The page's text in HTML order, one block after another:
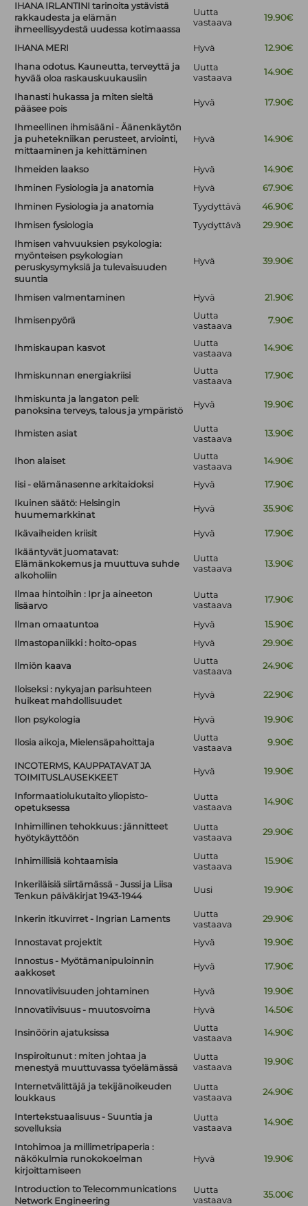
IHANA IRLANTINI tarinoita ystävistä
rakkaudesta ja elämän
ihmeellisyydestä uudessa kotimaassa
Uutta
vastaava
19.90€
IHANA MERI Hyvä
12.90€
Ihana odotus. Kauneutta, terveyttä ja
hyvää oloa raskauskuukausiin
Uutta
vastaava
14.90€
Ihanasti hukassa ja miten sieltä
pääsee pois
Hyvä 17.90€
Ihmeellinen ihmisääni - Äänenkäytön
ja puhetekniikan perusteet, arviointi,
mittaaminen ja kehittäminen
Hyvä 14.90€
Ihmeiden laakso Hyvä
14.90€
Ihminen Fysiologia ja anatomia
Hyvä
67.90€
Ihminen Fysiologia ja anatomia
Tyydyttävä
46.90€
Ihmisen fysiologia
Tyydyttävä
29.90€
Ihmisen vahvuuksien psykologia:
myönteisen psykologian
peruskysymyksiä ja tulevaisuuden
suuntia
Hyvä 39.90€
Ihmisen valmentaminen Hyvä 21.90€
Ihmisenpyörä
Uutta
vastaava
7.90€
Ihmiskaupan kasvot
Uutta
vastaava
14.90€
Ihmiskunnan energiakriisi
Uutta
vastaava
17.90€
Ihmiskunta ja langaton peli:
panoksina terveys, talous ja ympäristö
Hyvä 19.90€
Ihmisten asiat
Uutta
vastaava
13.90€
Ihon alaiset
Uutta
vastaava
14.90€
Iisi - elämänasenne arkitaidoksi Hyvä
17.90€
Ikuinen säätö: Helsingin
huumemarkkinat
Hyvä 35.90€
Ikävaiheiden kriisit Hyvä
17.90€
Ikääntyvät juomatavat:
Elämänkokemus ja muuttuva suhde
alkoholiin
Uutta
vastaava
13.90€
Ilmaa hintoihin : Ipr ja aineeton
lisäarvo
Uutta
vastaava
17.90€
Ilman omaatuntoa Hyvä
15.90€
Ilmastopaniikki : hoito-opas
Hyvä 29.90€
Ilmiön kaava
Uutta
vastaava
24.90€
Iloiseksi : nykyajan parisuhteen
huikeat mahdollisuudet
Hyvä 22.90€
Ilon psykologia Hyvä 19.90€
Ilosia aikoja, Mielensäpahoittaja
Uutta
vastaava
9.90€
INCOTERMS, KAUPPATAVAT JA
TOIMITUSLAUSEKKEET
Hyvä 19.90€
Informaatiolukutaito yliopisto-
opetuksessa
Uutta
vastaava
14.90€
Inhimillinen tehokkuus : jännitteet
hyötykäyttöön
Uutta
vastaava
29.90€
Inhimillisiä kohtaamisia
Uutta
vastaava
15.90€
Inkeriläisiä siirtämässä - Jussi ja Liisa
Tenkun päiväkirjat 1943-1944
Uusi 19.90€
Inkerin itkuvirret - Ingrian Laments
Uutta
vastaava
29.90€
Innostavat projektit Hyvä
19.90€
Innostus - Myötämanipuloinnin
aakkoset
Hyvä 17.90€
Innovatiivisuuden johtaminen Hyvä
19.90€
Innovatiivisuus - muutosvoima
Hyvä 14.50€
Insinöörin ajatuksissa
Uutta
vastaava
14.90€
Inspiroitunut : miten johtaa ja
menestyä muuttuvassa työelämässä
Uutta
vastaava
19.90€
Internetvälittäjä ja tekijänoikeuden
loukkaus
Uutta
vastaava
24.90€
Intertekstuaalisuus - Suuntia ja
sovelluksia
Uutta
vastaava
14.90€
Intohimoa ja millimetripaperia :
näkökulmia runokokoelman
kirjoittamiseen
Hyvä 19.90€
Introduction to Telecommunications
Network Engineering
Uutta
vastaava
35.00€